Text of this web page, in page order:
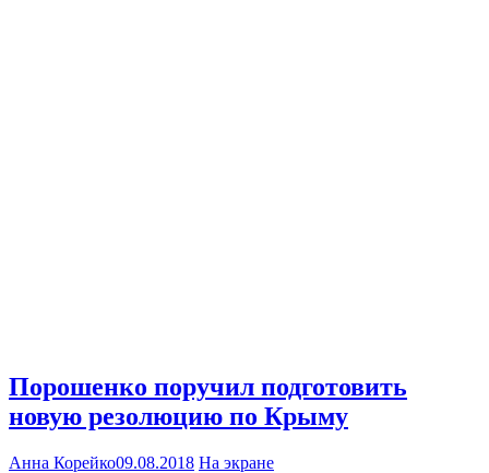
Порошенко поручил подготовить
новую резолюцию по Крыму
Анна Корейко09.08.2018 На экране